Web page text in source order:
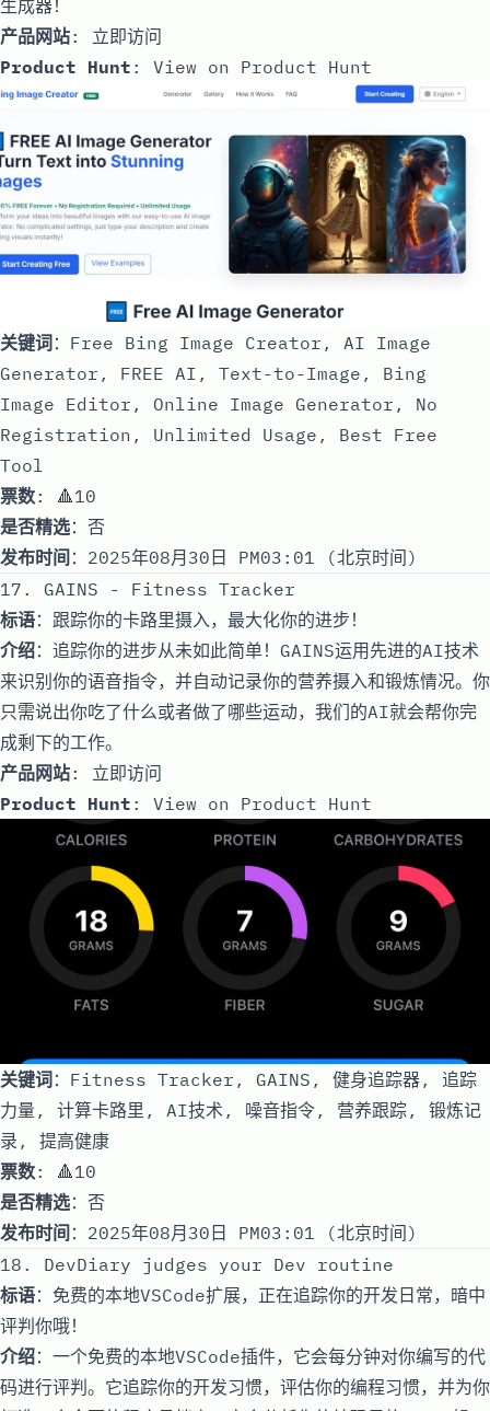
生成器！
产品网站: 立即访问
Product Hunt : View on Product Hunt
关键词：Free Bing Image Creator, AI Image
Generator, FREE AI, Text-to-Image, Bing
Image Editor, Online Image Generator, No
Registration, Unlimited Usage, Best Free
Tool
票数: 🔺10
是否精选：否
发布时间 ：2025年08月30日 PM03:01 (北京时间)
17. GAINS - Fitness Tracker
标语：跟踪你的卡路里摄入，最大化你的进步！
介绍：追踪你的进步从未如此简单！GAINS运用先进的AI技术
来识别你的语音指令，并自动记录你的营养摄入和锻炼情况。你
只需说出你吃了什么或者做了哪些运动，我们的AI就会帮你完
成剩下的工作。
产品网站: 立即访问
Product Hunt : View on Product Hunt
关键词：Fitness Tracker, GAINS, 健身追踪器, 追踪
力量, 计算卡路里, AI技术, 噪音指令, 营养跟踪, 锻炼记
录, 提高健康
票数: 🔺10
是否精选：否
发布时间 ：2025年08月30日 PM03:01 (北京时间)
18. DevDiary judges your Dev routine
标语：免费的本地VSCode扩展，正在追踪你的开发日常，暗中
评判你哦！
介绍：一个免费的本地VSCode插件，它会每分钟对你编写的代
码进行评判。它追踪你的开发习惯，评估你的编程习惯，并为你